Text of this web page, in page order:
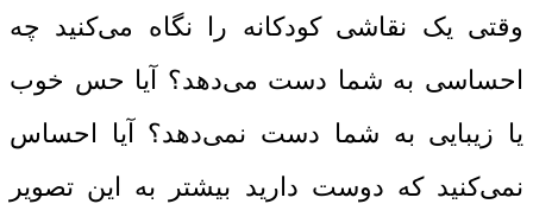
وقتی یک نقاشی کودکانه را نگاه می‌کنید چه
احساسی به شما دست می‌دهد؟ آیا حس خوب
یا زیبایی به شما دست نمی‌دهد؟ آیا احساس
نمی‌کنید که دوست دارید بیشتر به این تصویر